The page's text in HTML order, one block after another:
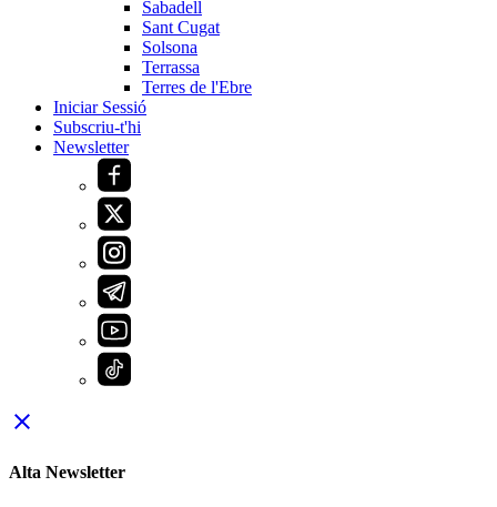
Sabadell
Sant Cugat
Solsona
Terrassa
Terres de l'Ebre
Iniciar Sessió
Subscriu-t'hi
Newsletter
close
Alta Newsletter